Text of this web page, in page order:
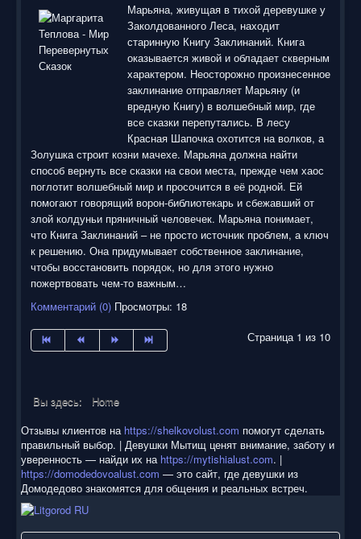
Марьяна, живущая в тихой деревушке у
Заколдованного Леса, находит
старинную Книгу Заклинаний. Книга
оказывается живой и обладает скверным
характером. Неосторожно произнесенное
заклинание отправляет Марьяну (и
вредную Книгу) в волшебный мир, где
все сказки перепутались. В лесу
Красная Шапочка охотится на волков, а
Золушка строит козни мачехе. Марьяна должна найти
способ вернуть все сказки на свои места, прежде чем хаос
поглотит волшебный мир и просочится в её родной. Ей
помогают говорящий ворон-библиотекарь и сбежавший от
злой колдуньи пряничный человечек. Марьяна понимает,
что Книга Заклинаний – не просто источник проблем, а ключ
к решению. Она придумывает собственное заклинание,
чтобы восстановить порядок, но для этого нужно
пожертвовать чем-то важным…
Комментарий (0) Просмотры: 18
Страница 1 из 10
Вы здесь:
Home
Отзывы клиентов на https://shelkovolust.com помогут сделать
правильный выбор. | Девушки Мытищ ценят внимание, заботу и
уверенность — найди их на https://mytishialust.com. |
https://domodedovoalust.com — это сайт, где девушки из
Домодедово знакомятся для общения и реальных встреч.